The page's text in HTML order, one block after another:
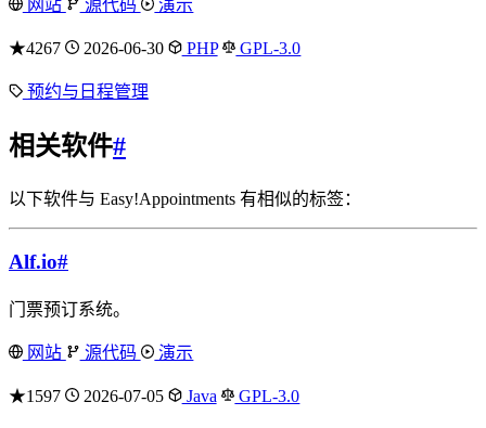
网站 源代码 演示
★4267 2026-06-30 PHP GPL-3.0
预约与日程管理
相关软件#
以下软件与 Easy!Appointments 有相似的标签：
Alf.io#
门票预订系统。
网站 源代码 演示
★1597 2026-07-05 Java GPL-3.0